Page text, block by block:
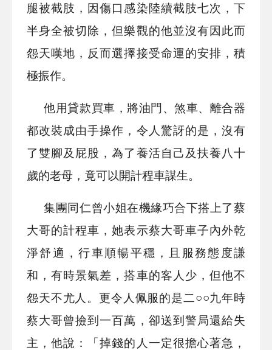
腿被截肢，因傷口感染陸續截肢七次，下
半身全被切除，但樂觀的他並沒有因此而
怨天嘆地，反而選擇接受命運的安排，積
極振作。
他用貸款買車，將油門、煞車、離合器
都改裝成由手操作，令人驚訝的是，沒有
了雙腳及屁股，為了養活自己及扶養八十
歲的老母，竟可以開計程車謀生。
集團同仁曾小姐在機緣巧合下搭上了蔡
大哥的計程車，她表示蔡大哥車子內外乾
淨舒適，行車順暢平穩，且服務態度謙
和，有時景氣差，搭車的客人少，但他不
怨天不尤人。更令人佩服的是二○○九年時
蔡大哥曾撿到一百萬，卻送到警局還給失
主，他說：「掉錢的人一定很擔心著急，